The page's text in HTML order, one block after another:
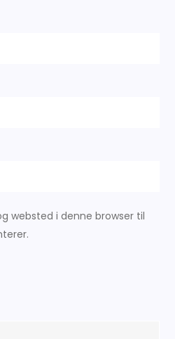
websted i denne browser til